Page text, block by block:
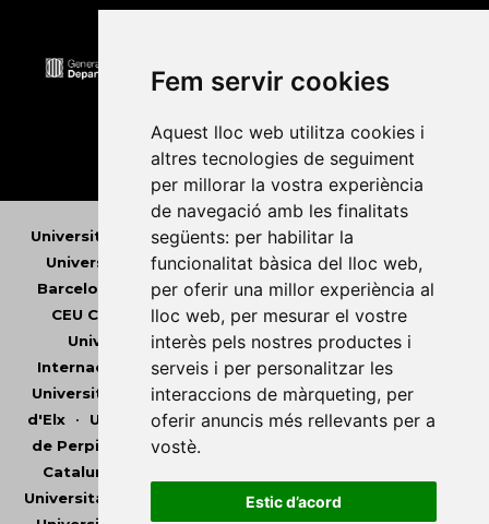
Fem servir cookies
Aquest lloc web utilitza cookies i
altres tecnologies de seguiment
per millorar la vostra experiència
de navegació amb les finalitats
següents: per habilitar la
funcionalitat bàsica del lloc web,
per oferir una millor experiència al
lloc web, per mesurar el vostre
interès pels nostres productes i
serveis i per personalitzar les
interaccions de màrqueting, per
oferir anuncis més rellevants per a
vostè.
Estic d’acord
Universitat Abat Oliba CEU•Universitat d'Alacant
Universitat d'Andorra•Universitat Autònoma de
Barcelona
Universitat de Barcelona•Universitat
CEU Cardenal Herrera
•Universitat de Girona
Universitat de les Illes Balears•Universitat
Internacional de Catalunya •Universitat Jaume I
Universitat de Lleida•Universitat Miguel Hernández
d'Elx• Universitat Oberta de Catalunya•Universitat
de Perpinyà Via Domitia
Catalunya
Universitat Pompeu Fabra
•Universitat Ramon Llull